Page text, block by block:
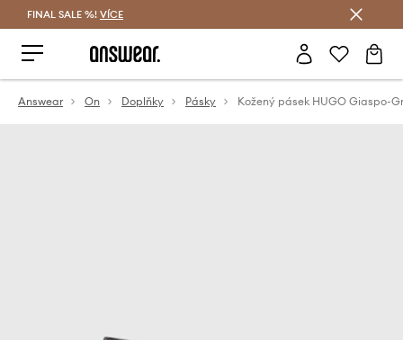
FINAL SALE %! VÍCE
Answear On Doplňky Pásky